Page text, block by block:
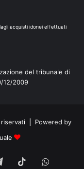
acquisti idonei effettuati
del tribunale di
12/2009
riservati | Powered by
TelegramTikTok